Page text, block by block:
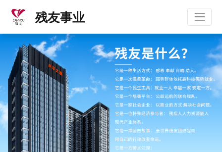
残友事业